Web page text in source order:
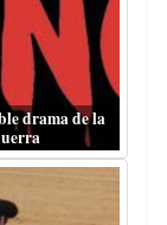
drama de la